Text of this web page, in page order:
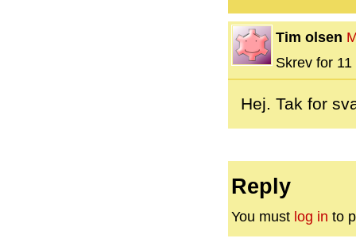
Tim olsen
Skrev for
Hej. Tak for
Reply
You must log in to